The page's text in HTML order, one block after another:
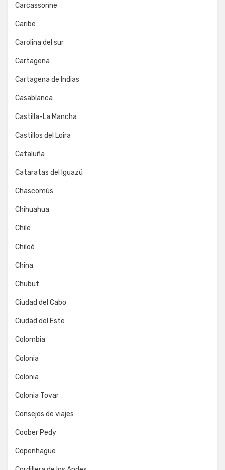
Carcassonne
Caribe
Carolina del sur
Cartagena
Cartagena de Indias
Casablanca
Castilla-La Mancha
Castillos del Loira
Cataluña
Cataratas del Iguazú
Chascomús
Chihuahua
Chile
Chiloé
China
Chubut
Ciudad del Cabo
Ciudad del Este
Colombia
Colonia
Colonia
Colonia Tovar
Consejos de viajes
Coober Pedy
Copenhague